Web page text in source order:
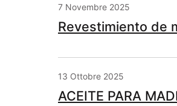
7 Novembre 2025
Revestimiento de
13 Ottobre 2025
ACEITE PARA